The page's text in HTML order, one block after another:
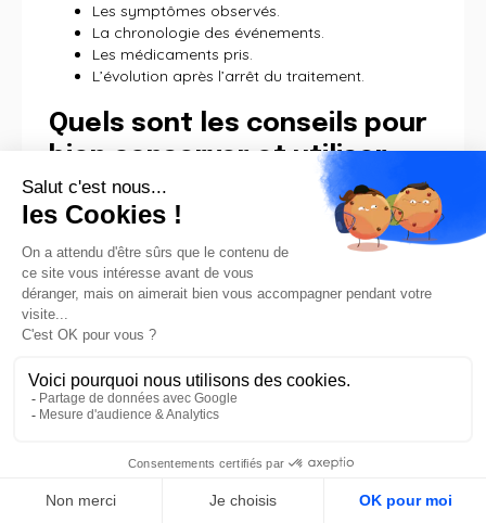
Les symptômes observés.
La chronologie des événements.
Les médicaments pris.
L’évolution après l’arrêt du traitement.
Quels sont les conseils pour
bien conserver et utiliser
mes médicaments afin
d’éviter les erreurs et
risques ?
Pourconserver correctementvos
médicaments et limiter les risques :
°C ou réfrigération selon les cas).
Protégez-les de la lumière, de l’humidité et de la
chaleur.
un endroit sec et sécurisé.
Vérifiez systématiquement la
date de
EN